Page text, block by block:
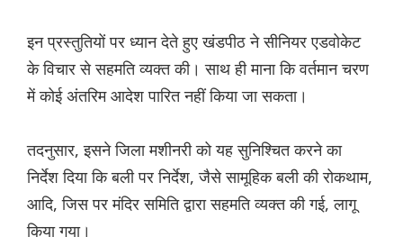
इन प्रस्तुतियों पर ध्यान देते हुए खंडपीठ ने सीनियर एडवोकेट
के विचार से सहमति व्यक्त की। साथ ही माना कि वर्तमान चरण
में कोई अंतरिम आदेश पारित नहीं किया जा सकता।
तदनुसार, इसने जिला मशीनरी को यह सुनिश्चित करने का
निर्देश दिया कि बली पर निर्देश, जैसे सामूहिक बली की रोकथाम,
आदि, जिस पर मंदिर समिति द्वारा सहमति व्यक्त की गई, लागू
किया गया।